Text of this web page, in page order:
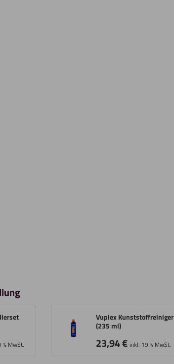
% MwSt.
Vuplex Kunststoffreiniger
(235 ml)
23,94€ inkl. 19 % MwSt.